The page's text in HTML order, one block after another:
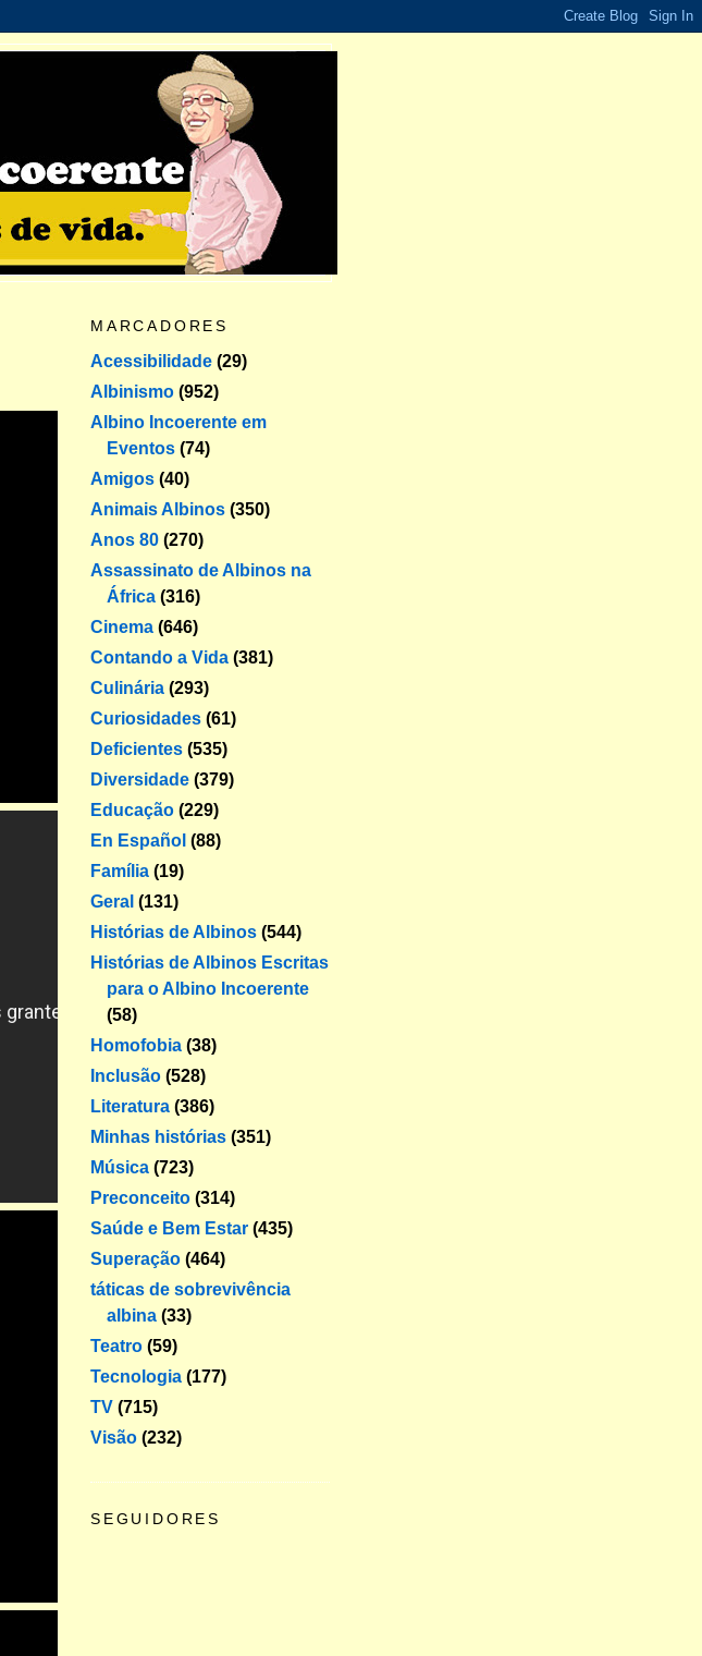
MARCADORES
Acessibilidade (29)
Albinismo (952)
Albino Incoerente em
Eventos (74)
Amigos (40)
Animais Albinos (350)
Anos 80 (270)
Assassinato de Albinos na
África (316)
Cinema (646)
Contando a Vida (381)
Culinária (293)
Curiosidades (61)
Deficientes (535)
Diversidade (379)
Educação (229)
En Español (88)
Família (19)
Geral (131)
Histórias de Albinos (544)
Histórias de Albinos Escritas
para o Albino Incoerente
(58)
Homofobia (38)
Inclusão (528)
Literatura (386)
Minhas histórias (351)
Música (723)
Preconceito (314)
Saúde e Bem Estar (435)
Superação (464)
táticas de sobrevivência
albina (33)
Teatro (59)
Tecnologia (177)
TV (715)
Visão (232)
SEGUIDORES